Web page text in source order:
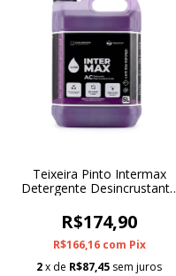
Teixeira Pinto Intermax
Detergente Desincrustante
R$174,90
R$166,16 com Pix
2x de R$87,45 sem juros